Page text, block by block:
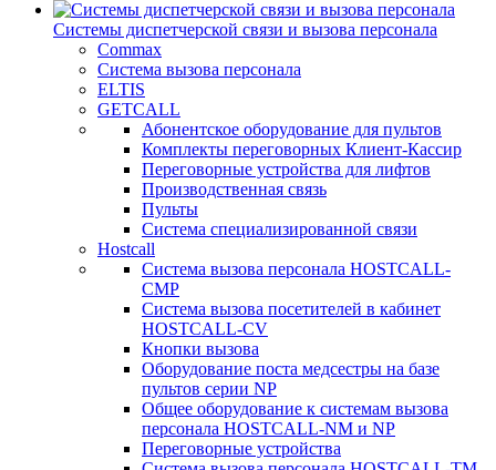
Системы диспетчерской связи и вызова персонала
Commax
Cистема вызова персонала
ELTIS
GETCALL
Абонентское оборудование для пультов
Комплекты переговорных Клиент-Кассир
Переговорные устройства для лифтов
Производственная связь
Пульты
Система специализированной связи
Hostcall
Cистема вызова персонала HOSTCALL-
CMP
Cистема вызова посетителей в кабинет
HOSTCALL-CV
Кнопки вызова
Оборудование поста медсестры на базе
пультов серии NP
Общее оборудование к системам вызова
персонала HOSTCALL-NM и NP
Переговорные устройства